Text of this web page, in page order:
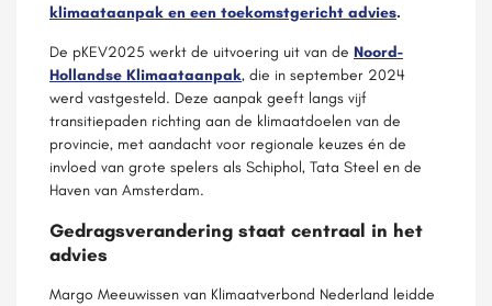
klimaataanpak en een toekomstgericht advies.
De pKEV2025 werkt de uitvoering uit van de Noord-
Hollandse Klimaataanpak, die in september 2024
werd vastgesteld. Deze aanpak geeft langs vijf
transitiepaden richting aan de klimaatdoelen van de
provincie, met aandacht voor regionale keuzes én de
invloed van grote spelers als Schiphol, Tata Steel en de
Haven van Amsterdam.
Gedragsverandering staat centraal in het
advies
Margo Meeuwissen van Klimaatverbond Nederland leidde